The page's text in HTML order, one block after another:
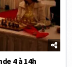
4 à 14h